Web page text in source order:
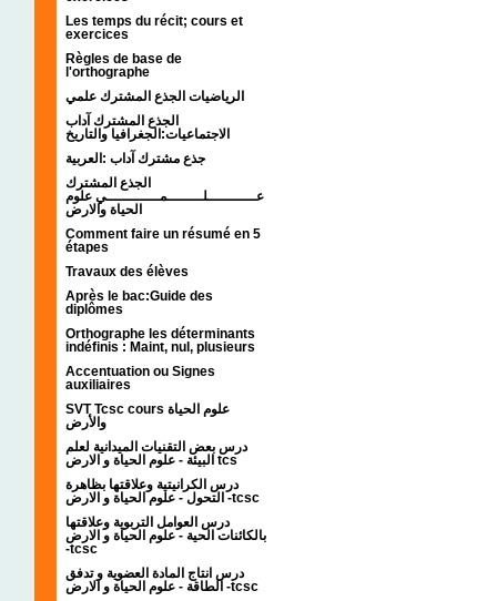
Les temps du récit; cours et
exercices
Règles de base de
l'orthographe
الرياضيات الجذع المشترك علمي
الجذع المشترك آداب
الاجتماعيات:الجغرافيا والتاريخ
جذع مشترك آداب :العربية
الجذع المشترك
عـــــــــــلــــــــمــــــــــــي علوم
الحياة والارض
Comment faire un résumé en 5
étapes
Travaux des élèves
Après le bac:Guide des
diplômes
Orthographe les déterminants
indéfinis : Maint, nul, plusieurs
Accentuation ou Signes
auxiliaires
SVT Tcsc cours علوم الحياة
والأرض
درس بعض التقنيات الميدانية لعلم
البيئة - علوم الحياة و الارض tcs
درس الكرانيتية وعلاقتها بظاهرة
التحول - علوم الحياة و الارض -tcsc
درس العوامل التربوية وعلاقتها
بالكائنات الحية - علوم الحياة و الارض
-tcsc
درس انتاج المادة العضوية و تدفق
الطاقة - علوم الحياة و الارض -tcsc